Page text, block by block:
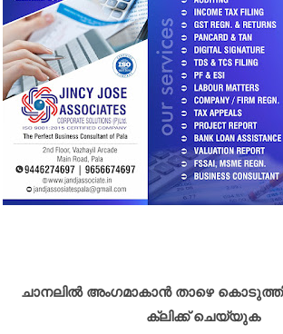
ചാനലിൽ അംഗമാകാൻ താഴെ
ക്ലിക്ക് ചെയ്യുക